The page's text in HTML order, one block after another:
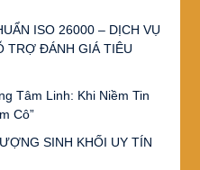
ISO 26000 – DỊCH VỤ
TRỢ ĐÁNH GIÁ TIÊU
Tâm Linh: Khi Niềm Tin
Cô”
SINH KHỐI UY TÍN